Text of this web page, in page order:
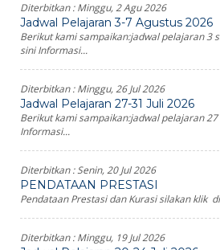
Diterbitkan :Minggu, 2 Agu 2026
Jadwal Pelajaran 3-7 Agustus 2026
Berikut kami sampaikan:jadwal pelajaran 3
sini Informasi...
Diterbitkan :Minggu, 26 Jul 2026
Jadwal Pelajaran 27-31 Juli 2026
Berikut kami sampaikan:jadwal pelajaran 27
Informasi...
Diterbitkan :Senin, 20 Jul 2026
PENDATAAN PRESTASI
Pendataan Prestasi dan Kurasi silakan klik
Diterbitkan :Minggu, 19 Jul 2026